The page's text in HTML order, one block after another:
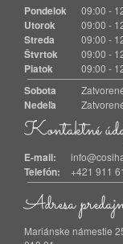
Pondelok 09:00 -
Utorok 09:00 -
Streda 09:00 -
Štvrtok 09:00 -
Piatok 09:00 -
Sobota
Nedeľa
Kontaktné
E-mail:
Telefón: +421 911
Adresa
Mariánske námestie